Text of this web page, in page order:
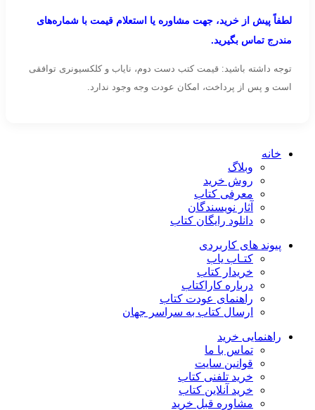
لطفاً پیش از خرید، جهت مشاوره یا استعلام قیمت با شماره‌های
مندرج تماس بگیرید.
توجه داشته باشید: قیمت کتب دست دوم، نایاب و کلکسیونری توافقی
است و پس از پرداخت، امکان عودت وجه وجود ندارد.
خانه
وبلاگ
روش خرید
معرفی کتاب
آثار نویسندگان
دانلود رایگان کتاب
پیوند های کاربردی
کتـاب یاب
خریدار کتاب
درباره کاراکتاب
راهنمای عودت کتاب
ارسال کتاب به سراسر جهان
راهنمایی خرید
تماس با ما
قوانین سایت
خرید تلفنی کتاب
خرید آنلاین کتاب
مشاوره قبل خرید